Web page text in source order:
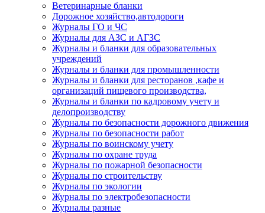
Ветеринарные бланки
Дорожное хозяйство,автодороги
Журналы ГО и ЧС
Журналы для АЗС и АГЗС
Журналы и бланки для образовательных
учреждений
Журналы и бланки для промышленности
Журналы и бланки для ресторанов ,кафе и
организаций пищевого производства,
Журналы и бланки по кадровому учету и
делопроизводству
Журналы по безопасности дорожного движения
Журналы по безопасности работ
Журналы по воинскому учету
Журналы по охране труда
Журналы по пожарной безопасности
Журналы по строительству
Журналы по экологии
Журналы по электробезопасности
Журналы разные